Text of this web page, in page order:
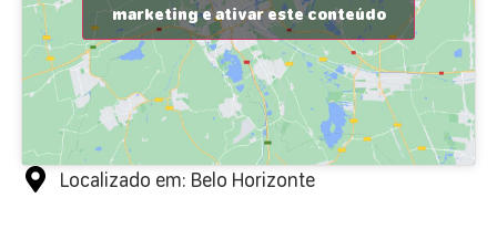
marketing e ativar este conteúdo
Localizado em: Belo Horizonte